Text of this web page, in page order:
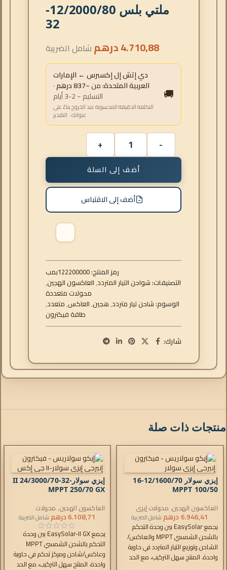
ملتي بلس 12/2000/80-
32
4.710,88درهم شامل الضريبة
🚚
دي إتش إل إكسبرس ← الإمارات
العربية المتحدة:من~837 درهم
·
التسليم ~ 2-3 أيام
التكلفة الدقيقة المحسوبة عند الخروج بناءً على
عنوانك · التقدير
أضف إلى السلة
أضف إلى الاقتباس
رمز المنتج: بمب122200000
التصنيفات:شواحن التيار المتردد,العاكسون الهجين,
محولات متعددة
الوسوم:شاحن تيار متردد,هجين,العاكس,متعدد,
طاقة فيكترون
شارك:
منتجات ذات صلة
إيزي سولار 12/1600/70-16
MPPT 100/50
العاكسون الهجين, محولات إيزي
سولار,شواحن التيار المتردد,وحدات
التحكم
6.946,41درهم شامل الضريبة
يجمع EasySolar بين وحدة التحكم
بالشحن الشمسي MPPT والعاكس/
الشاحن وتوزيع التيار المتردد في حاوية
واحدة. المنتج سهل التركيب، مع الحد
إيزي سولار-II 24/3000/70-32
MPPT 250/70 GX
العاكسون الهجين, محولات
EasySolar-II
, شواحن التيار المتردد
وحدات التحكم
6.108,71درهمشامل الضريبة
يجمع EasySolar-II GX بين وحدة
التحكم بالشحن الشمسي MPPT
وعاكس/شاحن ومركز تحكم في حاوية
واحدة. المنتج سهل التركيب، مع الحد